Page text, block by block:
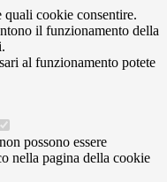
quali cookie consentire.
il funzionamento della
al funzionamento potete
possono essere
nella pagina della cookie